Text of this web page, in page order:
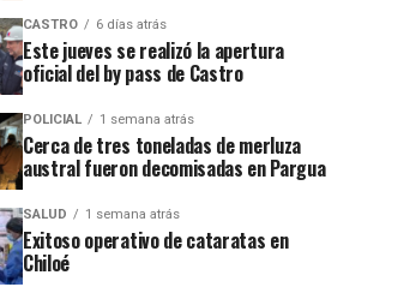
CASTRO 6 días atrás
Este jueves se realizó la apertura
oficial del by pass de Castro
POLICIAL 1 semana atrás
Cerca de tres toneladas de merluza
austral fueron decomisadas en Pargua
SALUD 1 semana atrás
Exitoso operativo de cataratas en
Chiloé